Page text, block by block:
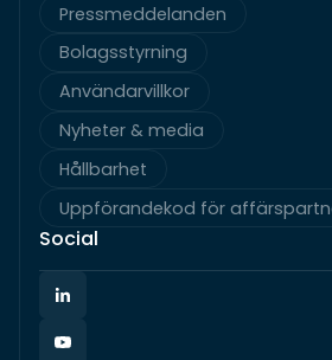
Pressmeddelanden
Bolagsstyrning
Användarvillkor
Nyheter & media
Hållbarhet
Uppförandekod för
Social